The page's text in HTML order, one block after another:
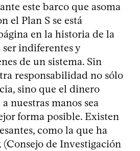
este barco que asoma
el Plan S se está
en la historia de la
indiferentes y
de un sistema. Sin
responsabilidad no sólo
sino que el dinero
nuestras manos sea
forma posible. Existen
como la que ha
de Investigación